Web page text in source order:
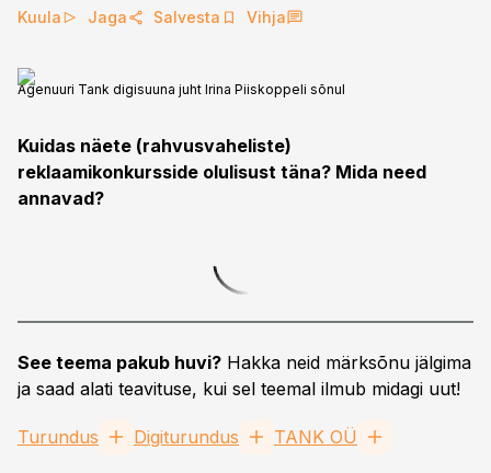
Kuula Jaga Salvesta Vihja
Agenuuri Tank digisuuna juht Irina Piiskoppeli sõnul
Kuidas näete (rahvusvaheliste)
reklaamikonkursside olulisust täna? Mida need
annavad?
See teema pakub huvi? Hakka neid märksõnu jälgima
ja saad alati teavituse, kui sel teemal ilmub midagi uut!
Turundus Digiturundus TANK OÜ